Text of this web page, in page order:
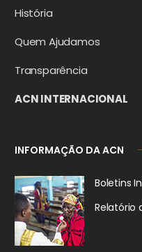
História
Quem Ajudamos
Transparência
ACN INTERNACIONAL
INFORMAÇÃO DA ACN
Boletins
Relatório